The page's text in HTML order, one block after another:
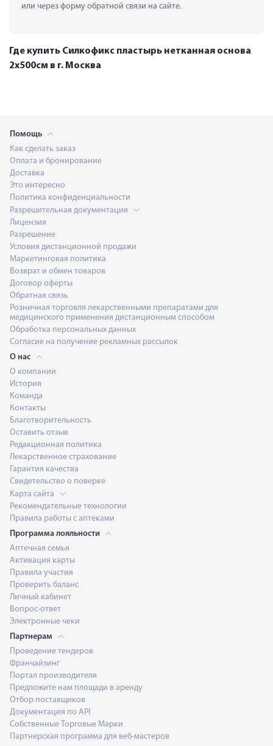
или через форму обратной связи на сайте.
Где купить Силкофикс пластырь нетканная основа
2x500см в г. Москва
Помощь
Как сделать заказ
Оплата и бронирование
Доставка
Это интересно
Политика конфиденциальности
Разрешительная документация
Лицензия
Разрешение
Условия дистанционной продажи
Маркетинговая политика
Возврат и обмен товаров
Договор оферты
Обратная связь
Розничная торговля лекарственными препаратами для
медицинского применения дистанционным способом
Обработка персональных данных
Согласие на получение рекламных рассылок
О нас
О компании
История
Команда
Контакты
Благотворительность
Оставить отзыв
Редакционная политика
Лекарственное страхование
Гарантия качества
Свидетельство о поверке
Карта сайта
Рекомендательные технологии
Правила работы с аптеками
Программа лояльности
Аптечная семья
Активация карты
Правила участия
Проверить баланс
Личный кабинет
Вопрос-ответ
Электронные чеки
Партнерам
Проведение тендеров
Франчайзинг
Портал производителя
Предложите нам площади в аренду
Отбор поставщиков
Документация по API
Собственные Торговые Марки
Партнерская программа для веб-мастеров